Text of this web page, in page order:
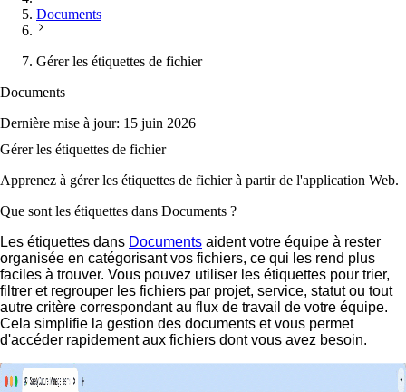
Documents
Gérer les étiquettes de fichier
Documents
Dernière mise à jour: 15 juin 2026
Gérer les étiquettes de fichier
Apprenez à gérer les étiquettes de fichier à partir de l'application Web.
Que sont les étiquettes dans Documents ?
Les étiquettes dans Documents aident votre équipe à rester
organisée en catégorisant vos fichiers, ce qui les rend plus
faciles à trouver. Vous pouvez utiliser les étiquettes pour trier,
filtrer et regrouper les fichiers par projet, service, statut ou tout
autre critère correspondant au flux de travail de votre équipe.
Cela simplifie la gestion des documents et vous permet
d'accéder rapidement aux fichiers dont vous avez besoin.